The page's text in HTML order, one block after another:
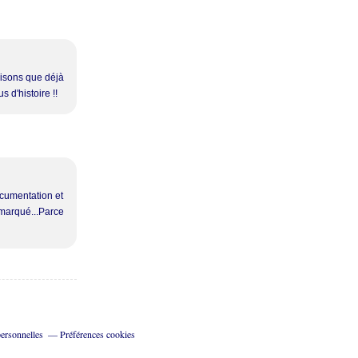
que déjà
d'histoire !!
et
Préférences cookies